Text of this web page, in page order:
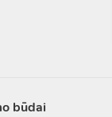
būdai